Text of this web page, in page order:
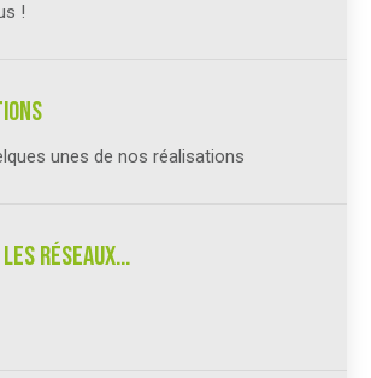
!
unes de nos réalisations
réseaux…